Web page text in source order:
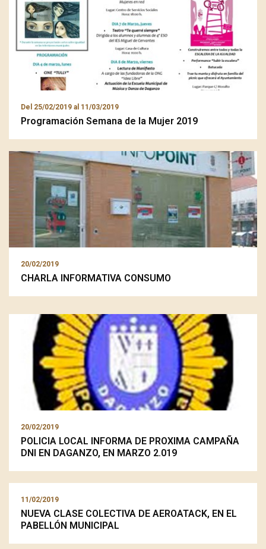
Del 25/02/2019 al 11/03/2019
Programación Semana de la Mujer 2019
20/02/2019
CHARLA INFORMATIVA CONSUMO
20/02/2019
POLICIA LOCAL INFORMA DE PROXIMA CAMPAÑA
DNI EN DAGANZO, EN MARZO 2.019
11/02/2019
NUEVA CLASE COLECTIVA DE AEROATACK, EN EL
PABELLÓN MUNICIPAL